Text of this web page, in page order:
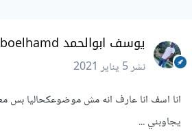
يوسف ابوالحمد Yousef Aboelhamd
نشر5 يناير 2021
انا اسف انا عارف انه مش موضوعكحاليا بس
يجاوبني ...